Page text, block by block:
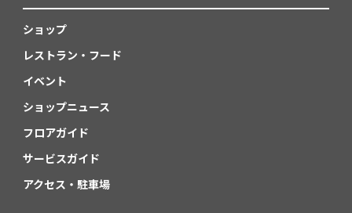
ショップ
レストラン・フード
イベント
ショップニュース
フロアガイド
サービスガイド
アクセス・駐車場